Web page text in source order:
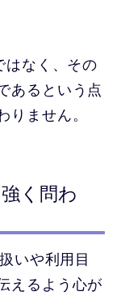
はなく、その
あるという点
りません。
く問わ
いや利用目
えるよう心が